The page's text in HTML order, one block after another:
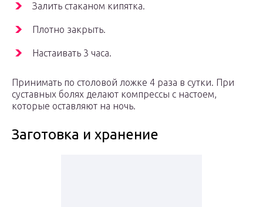
Залить стаканом кипятка.
Плотно закрыть.
Настаивать 3 часа.
Принимать по столовой ложке 4 раза в сутки. При
суставных болях делают компрессы с настоем,
которые оставляют на ночь.
Заготовка и хранение